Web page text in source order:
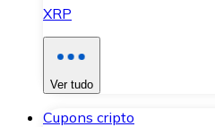
XRP
Ver tudo
Cupons cripto